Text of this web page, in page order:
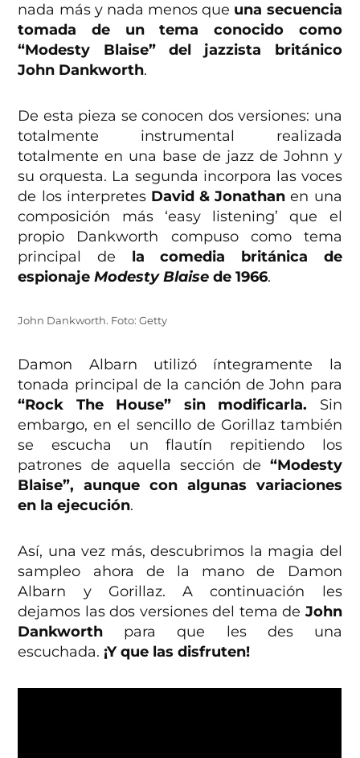
nada más y nada menos que una secuencia
tomada de un tema conocido como
“Modesty Blaise” del jazzista británico
John Dankworth.
De esta pieza se conocen dos versiones: una
totalmente instrumental realizada
totalmente en una base de jazz de Johnn y
su orquesta. La segunda incorpora las voces
de los interpretes David & Jonathan en una
composición más ‘easy listening’ que el
propio Dankworth compuso como tema
principal de la comedia británica de
espionajeModesty Blaise de 1966.
John Dankworth. Foto: Getty
Damon Albarn utilizó íntegramente la
tonada principal de la canción de John para
“Rock The House” sin modificarla. Sin
embargo, en el sencillo de Gorillaz también
se escucha un flautín repitiendo los
patrones de aquella sección de “Modesty
Blaise”, aunque con algunas variaciones
en la ejecución.
Así, una vez más, descubrimos la magia del
sampleo ahora de la mano de Damon
Albarn y Gorillaz. A continuación les
dejamos las dos versiones del tema de John
Dankworth para que les des una
escuchada. ¡Y que las disfruten!